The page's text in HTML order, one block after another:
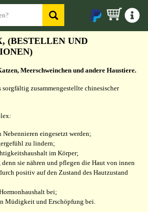
(BESTELLEN UND
Meerschweinchen und andere Haustiere.
sorgfältig zusammengestellte chinesischer
eingesetzt werden;
zu lindern;
im Körper;
sie nähren und pflegen die Haut von innen
positiv auf den Zustand des Hautzustand
bei;
Müdigkeit und Erschöpfung bei.